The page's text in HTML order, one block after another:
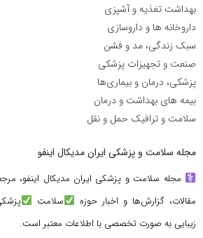
بهداشت تغذیه و آشپزی
داروخانه ها و داروسازی
سبک زندگی، مد و فشن
صنعت و تجهیزات پزشکی
پزشکی، درمان و بیماری‌ها
بیمه های بهداشت و درمان
سلامت و ترافیک حمل و نقل
مجله سلامت و پزشکی ایران مدیکال اینفو
مجله سلامت و پزشکی ایران مدیکال اینفو،
مقالات، گزارش‌ها و اخبار حوزه
سلامت
زیبایی به صورت تخصصی با اطلاعات معتبر است.